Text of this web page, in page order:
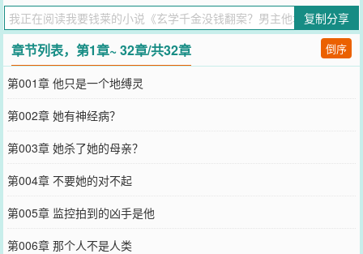
仙侠文里当了三年反派神女，偷师学了一身过硬的玄学技能。回到现
实，为了挣到更多的钱报复身为集团董事长的父亲，她承接各种诡异
悬疑的案子，却时常在真相大白之时被钱给刁难了。企业高管嘲讽
她：“证据齐全又怎样？我有钱！请的起律师……”富二代威胁她：“告
我？你要是再多事，我连你的命也买了！”恶魔少年挑衅她:“教训我？
我爸在XX任职……”每当她想用玄学的力量来对付这些败类的时候，那
个追着她来到现实世界的反派男配便会抢着献宝。“姐姐，我的第一个/
第二个/第三个……坟里有点碎银，你随便拿。”直到她的父亲轻视她，
“报复江家？呵，你打算拿多少亿出来与我对抗？”反派男配动怒了：
“姐姐，我的一号陵墓里有几吨奇珍异宝，对付一个商户绰绰有
余……”——时铼不好意思了：“你只是喊了我一声姐姐，不必如此破
费……”赵昀颛打断她的话：“那我把所有的陵墓上交给你，换一声老
婆！”时铼：“……”谁家好人求婚送坟墓的啊？
您要是觉得《玄学千金没钱翻案？男主他坟超多
忘记向您QQ群和微博微信里的朋友推荐哦！
复制分享
章节列表，第1章~ 32章/共32章 倒序
第001章 他只是一个地缚灵
第002章 她有神经病？
第003章 她杀了她的母亲？
第004章 不要她的对不起
第005章 监控拍到的凶手是他
第006章 那个人不是人类